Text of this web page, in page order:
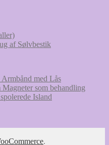
af Sølvbestik
med Lås
som behandling
Island
.